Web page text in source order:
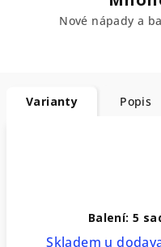
Nové nápady a
Varianty Popis
Balení: 5
Skladem u